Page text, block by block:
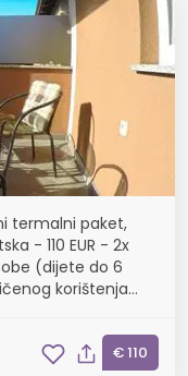
termalni paket,
- 110 EUR - 2x
(dijete do 6
korištenja
€ 110